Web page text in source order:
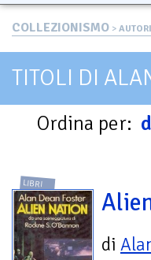
COLLEZIONISMO > AUTORI
TITOLI DI
Ordina per:
LIBRI
di